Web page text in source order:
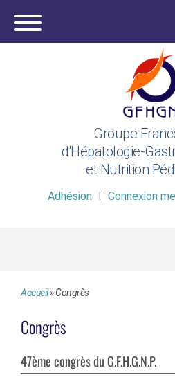
Groupe
d'Hépatologie-
et Nutrition
Adhésion Connexion
Accueil»Congrès
Congrès
47ème congrès du G.F.H.G.N.P.